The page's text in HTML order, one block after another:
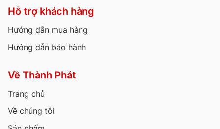
Hỗ trợ khách hàng
Hướng dẫn mua hàng
Hướng dẫn bảo hành
Về Thành Phát
Trang chủ
Về chúng tôi